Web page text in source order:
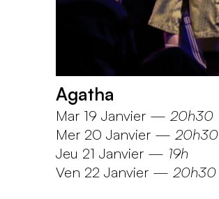
Agatha
Mar 19 Janvier — 20h30
Mer 20 Janvier — 20h30
Jeu 21 Janvier — 19h
Ven 22 Janvier — 20h30